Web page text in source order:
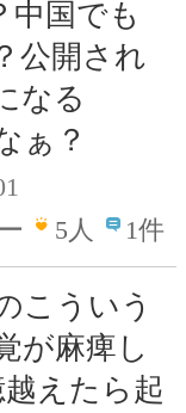
中国でも
公開され
なる
ぁ？
5人 1件
こういう
が麻痺し
えたら起